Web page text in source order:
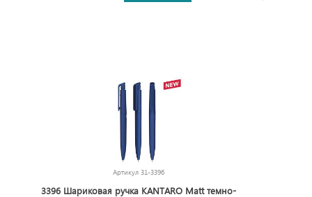
Артикул 31-3396
3396 Шариковая ручка KANTARO Matt темно-